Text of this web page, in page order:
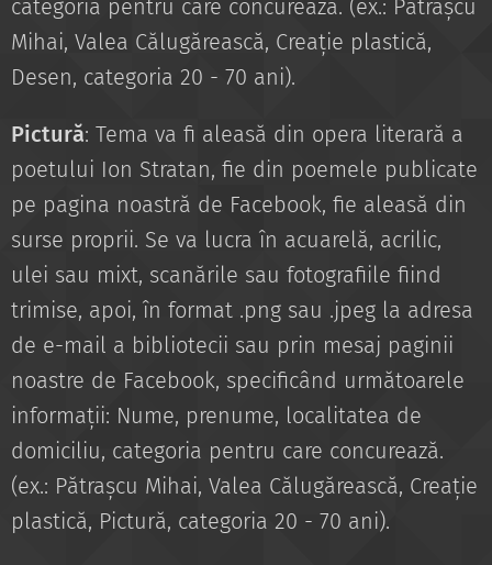
categoria pentru care concurează. (ex.: Pătrașcu
Mihai, Valea Călugărească, Creație plastică,
Desen, categoria 20 - 70 ani).
Pictură: Tema va fi aleasă din opera literară a
poetului Ion Stratan, fie din poemele publicate
pe pagina noastră de Facebook, fie aleasă din
surse proprii. Se va lucra în acuarelă, acrilic,
ulei sau mixt, scanările sau fotografiile fiind
trimise, apoi, în format .png sau .jpeg la adresa
de e-mail a bibliotecii sau prin mesaj paginii
noastre de Facebook, specificând următoarele
informații: Nume, prenume, localitatea de
domiciliu, categoria pentru care concurează.
(ex.: Pătrașcu Mihai, Valea Călugărească, Creație
plastică, Pictură, categoria 20 - 70 ani).